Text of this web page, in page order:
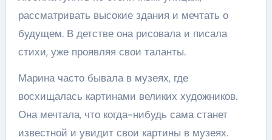
рассматривать высокие здания и мечтать о
будущем. В детстве она рисовала и писала
стихи, уже проявляя свои таланты.
Марина часто бывала в музеях, где
восхищалась картинами великих художников.
Она мечтала, что когда-нибудь сама станет
известной и увидит свои картины в музеях.